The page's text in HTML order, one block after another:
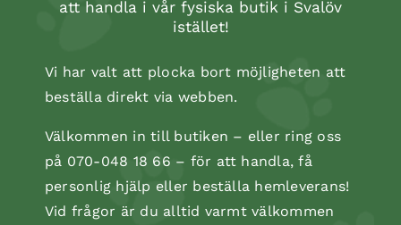
Kopåse
att handla i vår fysiska butik i Svalöv
istället!
Vi har valt att plocka bort möjligheten att
beställa direkt via webben.
Välkommen in till butiken – eller ring oss
på 070-048 18 66 – för att handla, få
personlig hjälp eller beställa hemleverans!
Vid frågor är du alltid varmt välkommen